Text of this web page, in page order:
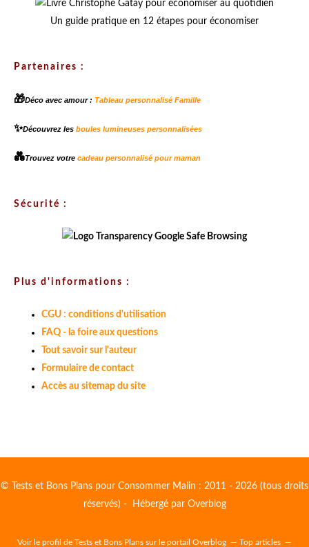
Un guide pratique en 12 étapes pour économiser
Partenaires :
🎁Déco avec amour : Tableau personnalisé Famille
✨Découvrez les boules lumineuses personnalisées
💑Trouvez votre cadeau personnalisé pour maman
Sécurité :
Plus d'informations :
CGU : conditions d'utilisation
FAQ - la foire aux questions
Tout savoir sur l'auteur
Formulaire de contact
Accès au sitemap du site
© Tests et Bons Plans pour Consommer Malin : 2011 - 2026 (tous droits
réservés) - Hébergé par Overblog
Voir le profil de Tests et Bons Plans sur le portail Overblog Top articles